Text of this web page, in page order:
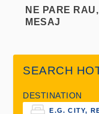
NE PARE
MESAJ
SEARCH
DESTINATION